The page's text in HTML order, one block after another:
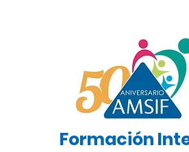
Formación